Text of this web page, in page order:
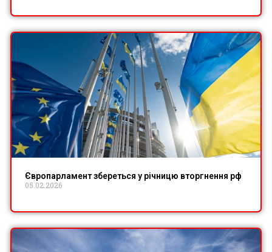
Європарламент збереться у річницю вторгнення рф
05.02.2026